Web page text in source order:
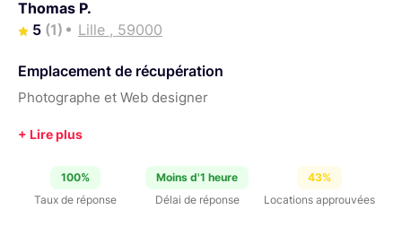
Thomas P.
5 (1) Lille , 59000
Emplacement de récupération
Photographe et Web designer
100%
Taux de réponse
Moins d'1 heure
Délai de réponse
43%
Locations approuvées